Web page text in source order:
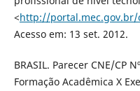
<http://
Acesso em: 13 set. 2012.
BRASIL. Parecer CNE/CP
Formação Acadêmica X